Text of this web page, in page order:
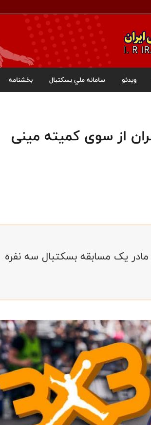
ویدئو سامانه ملي بسکتبال بخشنامه
از سوی کمیته مینی
یک مسابقه بسکتبال سه نفره